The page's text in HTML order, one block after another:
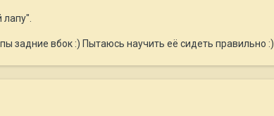
лапу".
задние вбок :) Пытаюсь научить её сидеть правильно :)